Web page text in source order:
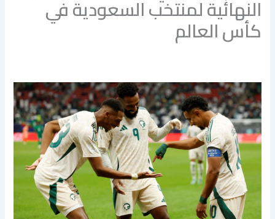
النهائية لمنتخب السعودية في
كأس العالم